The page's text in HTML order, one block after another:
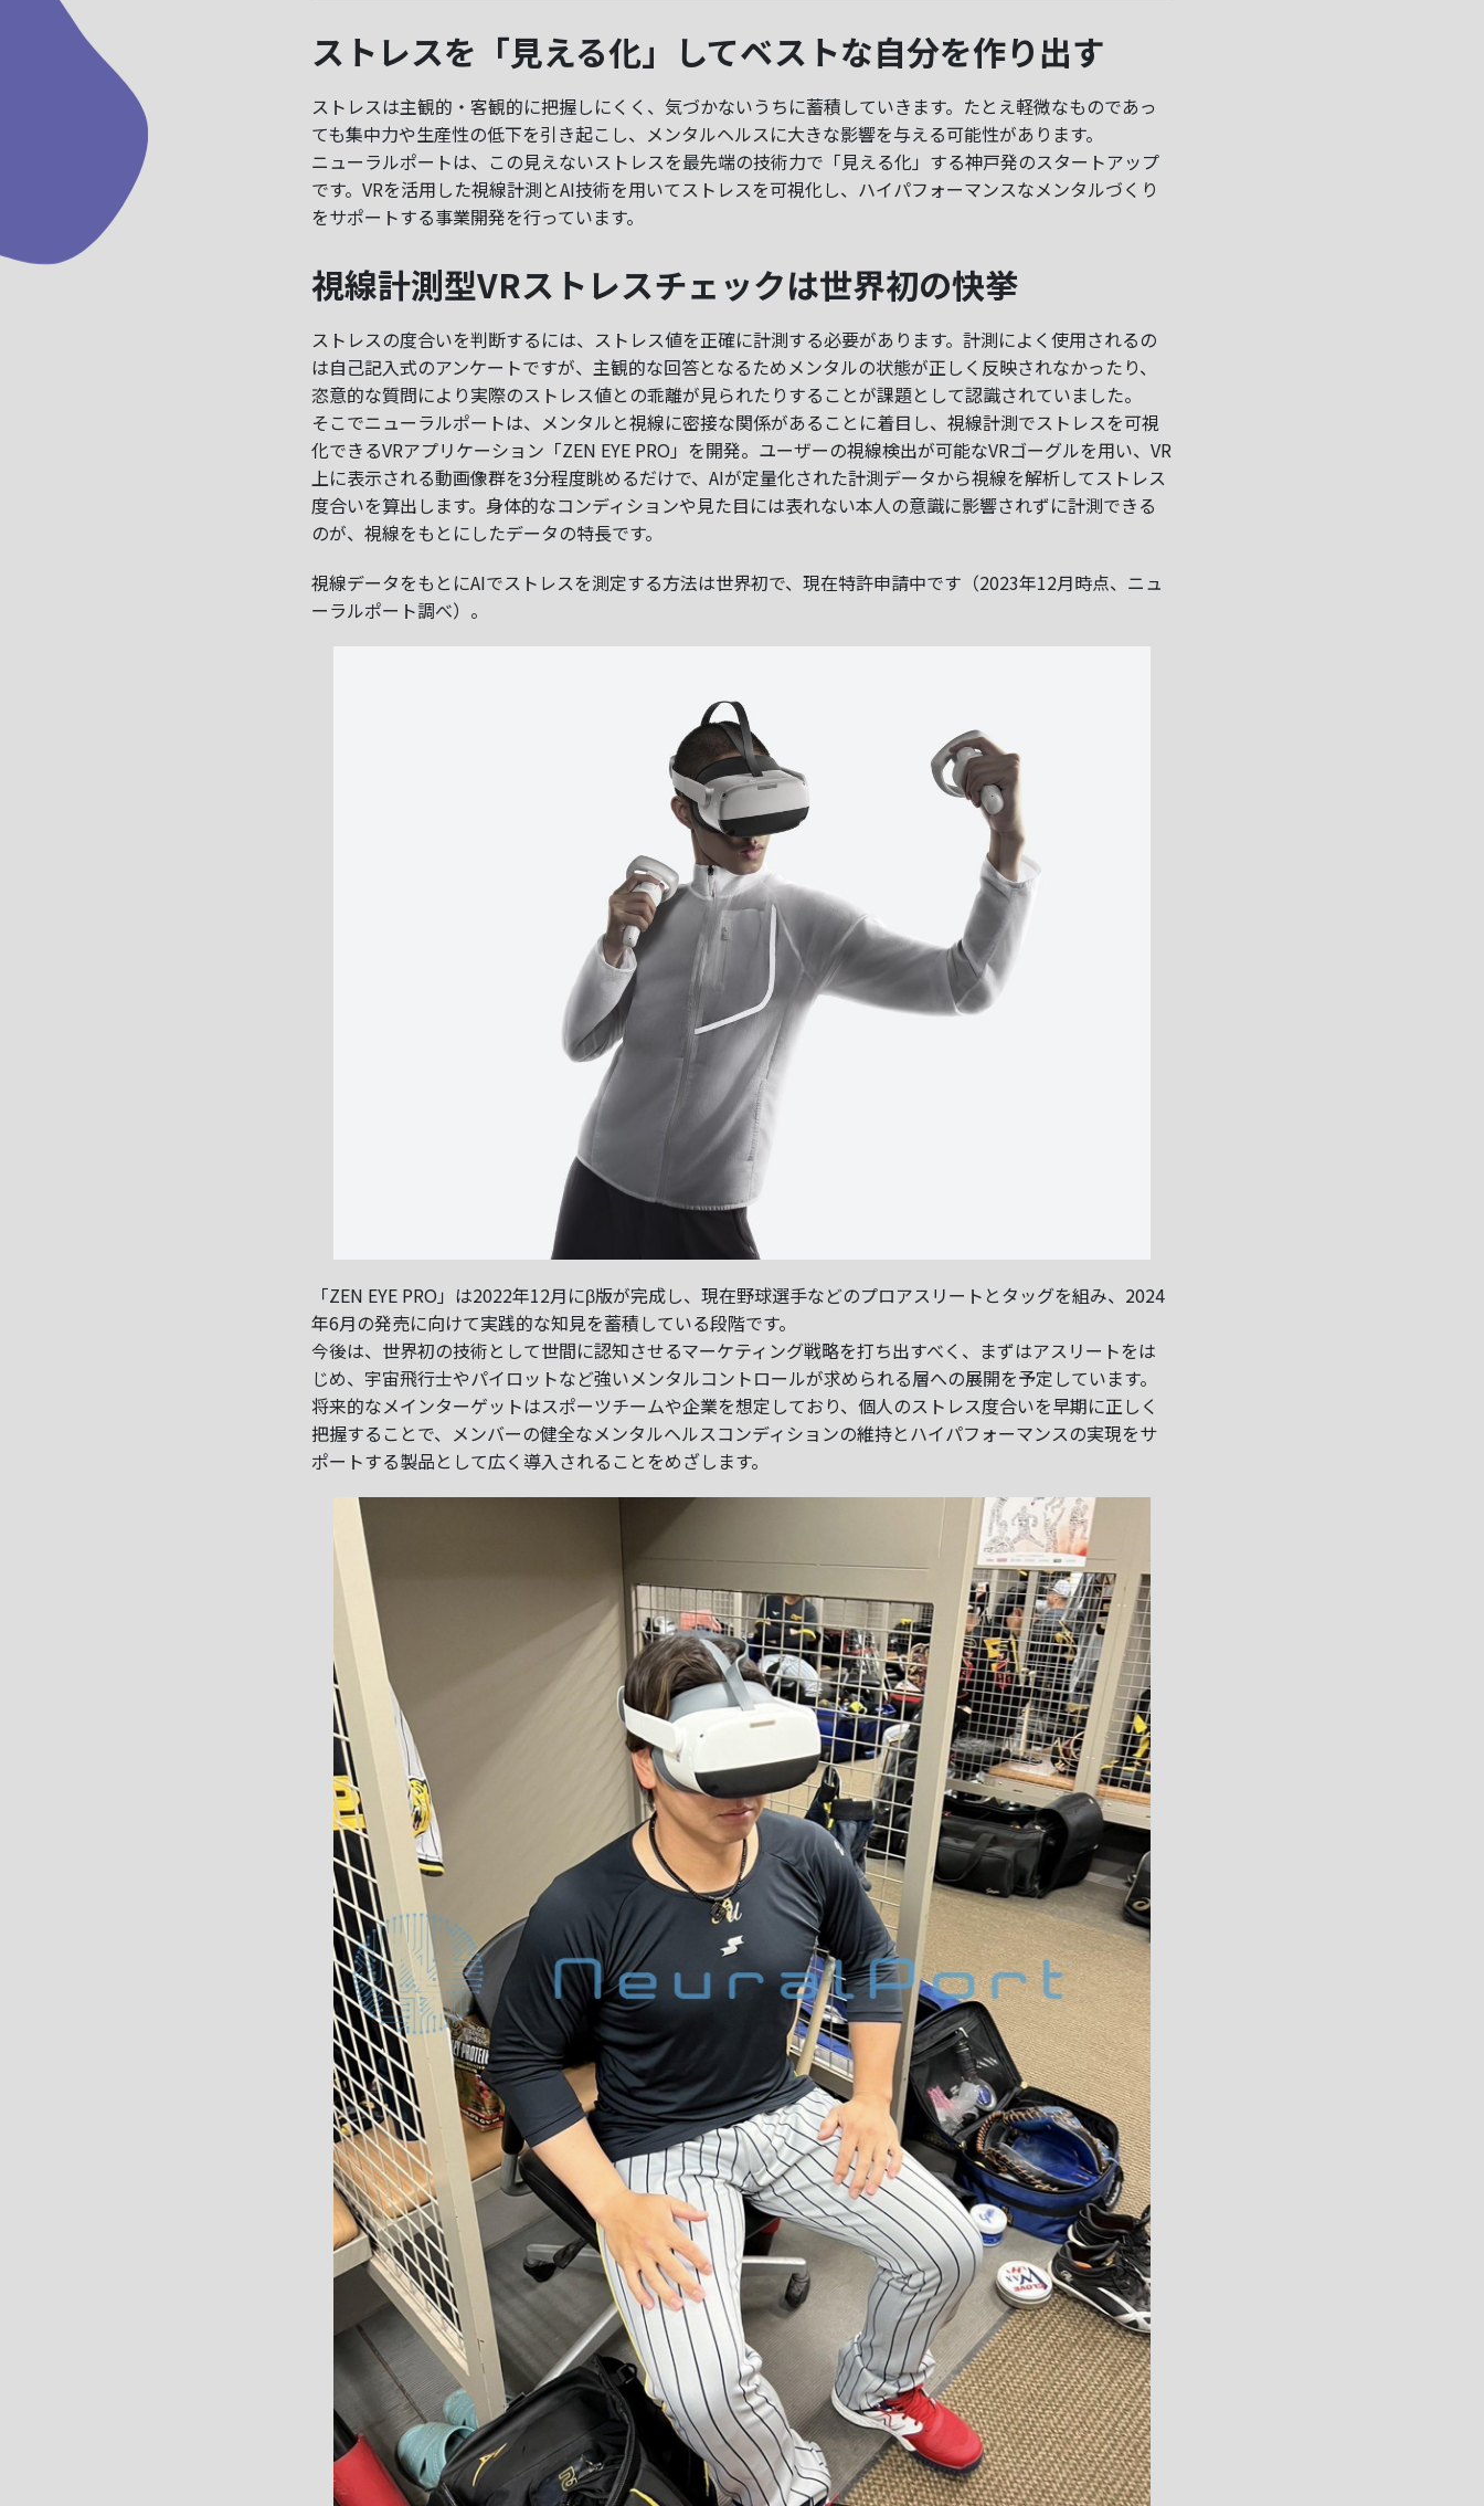
ストレスを「見える化」してベストな自分を作り出す
ストレスは主観的・客観的に把握しにくく、気づかないうちに蓄積していきます。たとえ軽微なものであっ
ても集中力や生産性の低下を引き起こし、メンタルヘルスに大きな影響を与える可能性があります。
ニューラルポートは、この見えないストレスを最先端の技術力で「見える化」する神戸発のスタートアップ
です。VRを活用した視線計測とAI技術を用いてストレスを可視化し、ハイパフォーマンスなメンタルづくり
をサポートする事業開発を行っています。
視線計測型VRストレスチェックは世界初の快挙
ストレスの度合いを判断するには、ストレス値を正確に計測する必要があります。計測によく使用されるの
は自己記入式のアンケートですが、主観的な回答となるためメンタルの状態が正しく反映されなかったり、
恣意的な質問により実際のストレス値との乖離が見られたりすることが課題として認識されていました。
そこでニューラルポートは、メンタルと視線に密接な関係があることに着目し、視線計測でストレスを可視
化できるVRアプリケーション「ZEN EYE PRO」を開発。ユーザーの視線検出が可能なVRゴーグルを用い、VR
上に表示される動画像群を3分程度眺めるだけで、AIが定量化された計測データから視線を解析してストレス
度合いを算出します。身体的なコンディションや見た目には表れない本人の意識に影響されずに計測できる
のが、視線をもとにしたデータの特長です。
視線データをもとにAIでストレスを測定する方法は世界初で、現在特許申請中です（2023年12月時点、ニュ
ーラルポート調べ）。
「ZEN EYE PRO」は2022年12月にβ版が完成し、現在野球選手などのプロアスリートとタッグを組み、2024
年6月の発売に向けて実践的な知見を蓄積している段階です。
今後は、世界初の技術として世間に認知させるマーケティング戦略を打ち出すべく、まずはアスリートをは
じめ、宇宙飛行士やパイロットなど強いメンタルコントロールが求められる層への展開を予定しています。
将来的なメインターゲットはスポーツチームや企業を想定しており、個人のストレス度合いを早期に正しく
把握することで、メンバーの健全なメンタルヘルスコンディションの維持とハイパフォーマンスの実現をサ
ポートする製品として広く導入されることをめざします。